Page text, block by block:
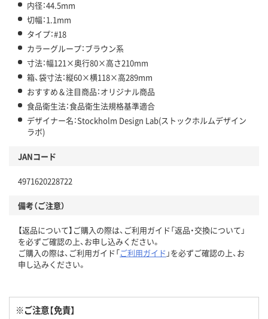
内径：44.5mm
切幅：1.1mm
タイプ：#18
カラーグループ：ブラウン系
寸法：幅121×奥行80×高さ210mm
箱、袋寸法：縦60×横118×高289mm
おすすめ＆注目商品：オリジナル商品
食品衛生法：食品衛生法規格基準適合
デザイナー名：Stockholm Design Lab(ストックホルムデザイン
ラボ)
JANコード
4971620228722
備考（ご注意）
【返品について】ご購入の際は、ご利用ガイド「返品・交換について」
を必ずご確認の上、お申し込みください。
ご購入の際は、ご利用ガイド「ご利用ガイド 」を必ずご確認の上、お
申し込みください。
※ご注意【免責】